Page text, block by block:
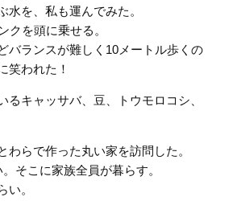
水を、私も運んでみた。
クを頭に乗せる。
バランスが難しく10メートル歩くの
笑われた！
るキャッサバ、豆、トウモロコシ、
わらで作った丸い家を訪問した。
そこに家族全員が暮らす。
い。